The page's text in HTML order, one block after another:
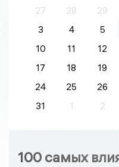
27
28 29
3
4 5
10
11 12
17
18 19
24
25 26
31
1 2
100 самых